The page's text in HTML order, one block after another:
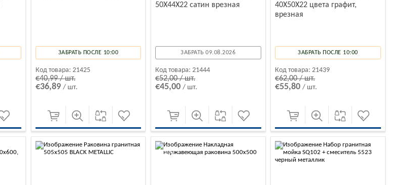
ЗАБРАТЬ ПОСЛЕ 10:00
Код товара: 21425
€40,99 / шт.
€36,89 / шт.
50X44X22 сатин врезная
ЗАБРАТЬ 09.08.2026
Код товара: 21444
€52,00 / шт.
€45,00 / шт.
40X50X22 цвета графит,
врезная
ЗАБРАТЬ ПОСЛЕ 10:00
Код товара: 21439
€62,00 / шт.
€55,80/ шт.
-10%